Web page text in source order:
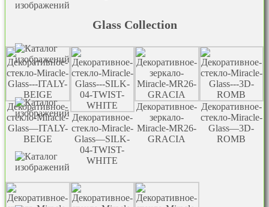
Glass Collection
Декоративное-
стекло-Miracle-
Glass—ITALY-
BEIGE
Декоративное-
стекло-Miracle-
Glass—SILK-
04-TWIST-
WHITE
Декоративное-
зеркало-
Miracle-MR26-
GRACIA
Декоративное-
стекло-Miracle-
Glass—3D-
ROMB